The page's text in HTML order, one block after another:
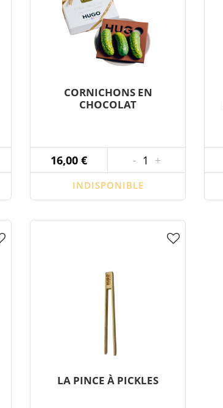
CORNICHONS EN
CHOCOLAT
16,00 € - 1 +
INDISPONIBLE
LA PINCE À PICKLES